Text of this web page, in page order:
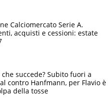
Calciomercato Serie A.
acquisti e cessioni: estate
che succede? Subito fuori a
contro Hanfmann, per Flavio è
della tosse